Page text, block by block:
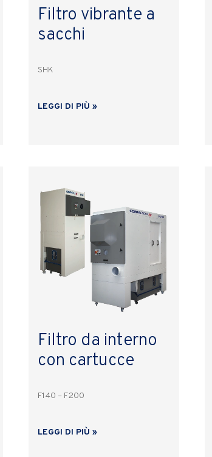
Filtro vibrante a
sacchi
SHK
LEGGI DI PIÙ »
Filtro da interno
con cartucce
F140 – F200
LEGGI DI PIÙ »